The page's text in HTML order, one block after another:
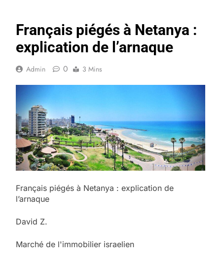
Français piégés à Netanya :
explication de l’arnaque
Admin 0 3 Mins
Français piégés à Netanya : explication de
l’arnaque
David Z.
Marché de l'immobilier israelien